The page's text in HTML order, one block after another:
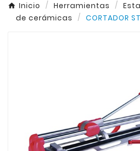
Inicio Herramientas
de cerámicas
CORTADOR